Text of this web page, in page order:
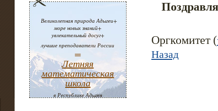
Великолепная природа Адыгеи+
море новых знаний+
увлекательный досуг+
лучшие преподаватели России
=
Летняя
математическая
школа
в Республике Адыгея
Оргкомитет (
Назад